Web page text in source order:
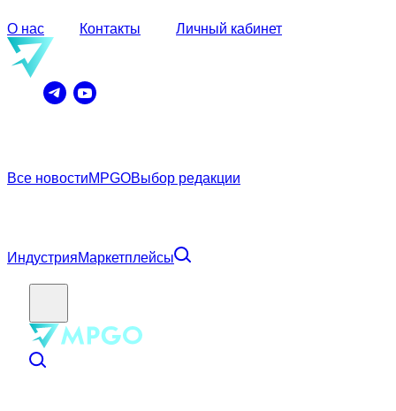
О нас Контакты Личный кабинет
Все новостиMPGOВыбор редакции
ИндустрияМаркетплейсы